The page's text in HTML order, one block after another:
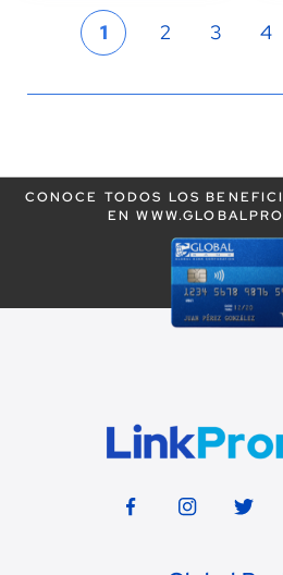
Actualmente
página
1 Página
2 Página
3 4
CONOCE TODOS LOS
EN